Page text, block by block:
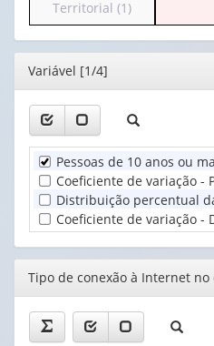
apenas
1
Internet
no
(1)
para
o
cabeçalho
(possui
apenas
valor):
Unidade
Territorial
(1)
Territorial (1)
Editor
Variável [1/4]
Pessoas de 10 anos ou
Coeficiente de variação
Distribuição percentual
Coeficiente de variação
Editor
Tipo de conexão à Internet